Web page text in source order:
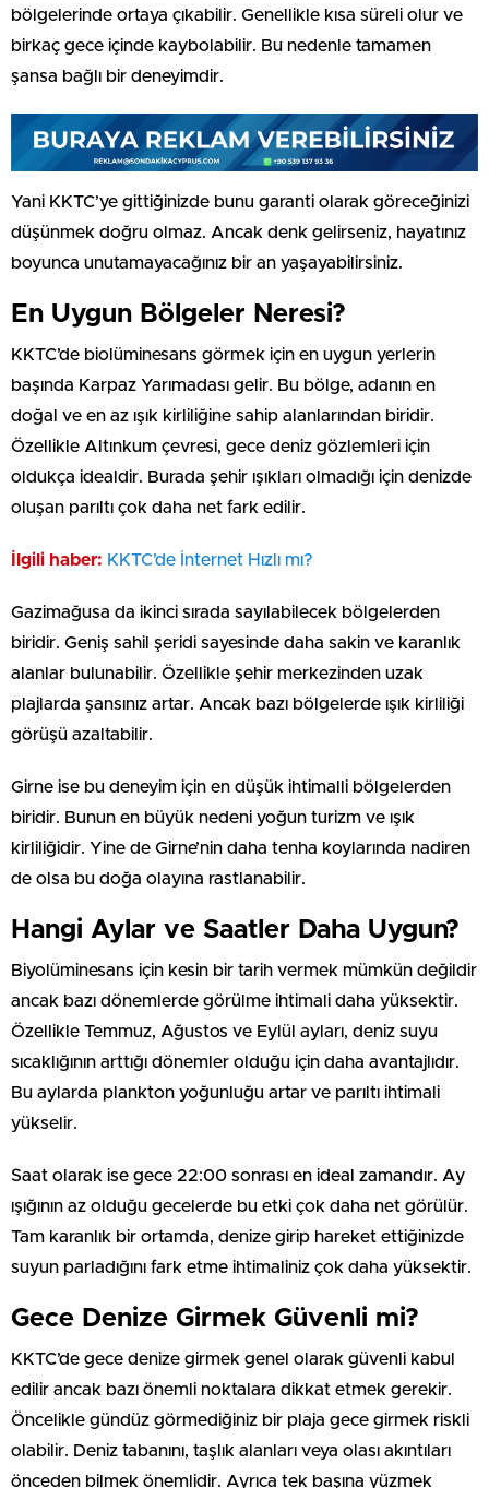
bölgelerinde ortaya çıkabilir. Genellikle kısa süreli olur ve
birkaç gece içinde kaybolabilir. Bu nedenle tamamen
şansa bağlı bir deneyimdir.
Yani KKTC’ye gittiğinizde bunu garanti olarak göreceğinizi
düşünmek doğru olmaz. Ancak denk gelirseniz, hayatınız
boyunca unutamayacağınız bir an yaşayabilirsiniz.
En Uygun Bölgeler Neresi?
KKTC’de biolüminesans görmek için en uygun yerlerin
başında Karpaz Yarımadası gelir. Bu bölge, adanın en
doğal ve en az ışık kirliliğine sahip alanlarından biridir.
Özellikle Altınkum çevresi, gece deniz gözlemleri için
oldukça idealdir. Burada şehir ışıkları olmadığı için denizde
oluşan parıltı çok daha net fark edilir.
İlgili haber: ⁠⁠KKTC’de İnternet Hızlı mı?
Gazimağusa da ikinci sırada sayılabilecek bölgelerden
biridir. Geniş sahil şeridi sayesinde daha sakin ve karanlık
alanlar bulunabilir. Özellikle şehir merkezinden uzak
plajlarda şansınız artar. Ancak bazı bölgelerde ışık kirliliği
görüşü azaltabilir.
Girne ise bu deneyim için en düşük ihtimalli bölgelerden
biridir. Bunun en büyük nedeni yoğun turizm ve ışık
kirliliğidir. Yine de Girne’nin daha tenha koylarında nadiren
de olsa bu doğa olayına rastlanabilir.
Hangi Aylar ve Saatler Daha Uygun?
Biyolüminesans için kesin bir tarih vermek mümkün değildir
ancak bazı dönemlerde görülme ihtimali daha yüksektir.
Özellikle Temmuz, Ağustos ve Eylül ayları, deniz suyu
sıcaklığının arttığı dönemler olduğu için daha avantajlıdır.
Bu aylarda plankton yoğunluğu artar ve parıltı ihtimali
yükselir.
Saat olarak ise gece 22:00 sonrası en ideal zamandır. Ay
ışığının az olduğu gecelerde bu etki çok daha net görülür.
Tam karanlık bir ortamda, denize girip hareket ettiğinizde
suyun parladığını fark etme ihtimaliniz çok daha yüksektir.
Gece Denize Girmek Güvenli mi?
KKTC’de gece denize girmek genel olarak güvenli kabul
edilir ancak bazı önemli noktalara dikkat etmek gerekir.
Öncelikle gündüz görmediğiniz bir plaja gece girmek riskli
olabilir. Deniz tabanını, taşlık alanları veya olası akıntıları
önceden bilmek önemlidir. Ayrıca tek başına yüzmek